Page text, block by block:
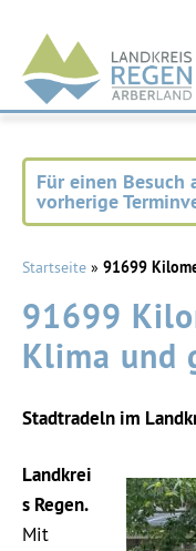
Landkreis
Regen
Für einen Besuch
vorherige
Startseite » 91699
91699
Klima und
Stadtradeln im
Landkrei
s Regen.
Mit